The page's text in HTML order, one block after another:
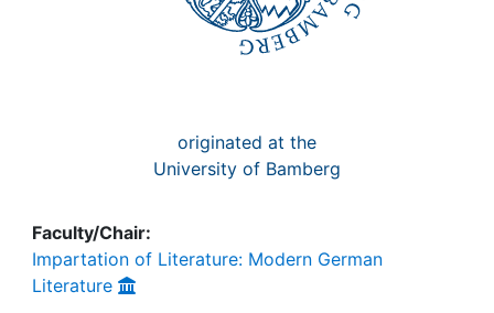
originated at the
University of Bamberg
Faculty/Chair:
Impartation of Literature: Modern German
Literature